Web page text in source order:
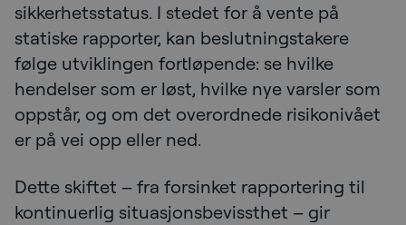
sikkerhetsstatus. I stedet for å vente på
statiske rapporter, kan beslutningstakere
følge utviklingen fortløpende: se hvilke
hendelser som er løst, hvilke nye varsler som
oppstår, og om det overordnede risikonivået
er på vei opp eller ned.
Dette skiftet – fra forsinket rapportering til
kontinuerlig situasjonsbevissthet – gir